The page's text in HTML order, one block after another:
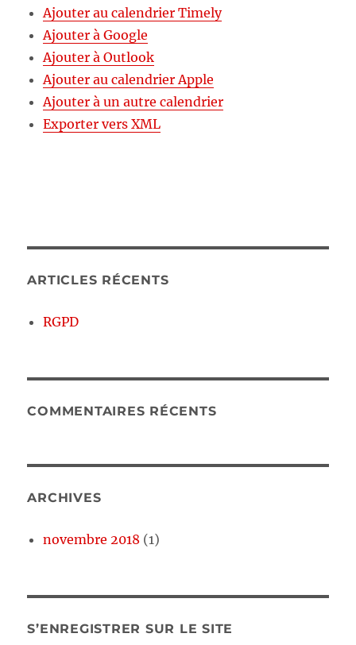
Ajouter au calendrier Timely
Ajouter à Google
Ajouter à Outlook
Ajouter au calendrier Apple
Ajouter à un autre calendrier
Exporter vers XML
ARTICLES RÉCENTS
RGPD
COMMENTAIRES RÉCENTS
ARCHIVES
novembre 2018 (1)
S’ENREGISTRER SUR LE SITE